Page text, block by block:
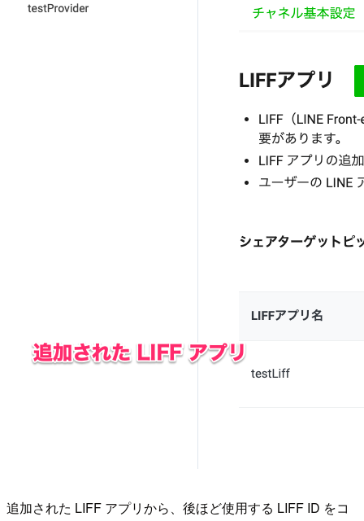
追加された LIFF アプリから、後ほど使用する LIFF ID をコ